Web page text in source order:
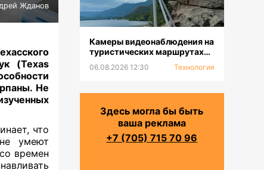
Жданов
(Texas
Не
что
умеют
времен
Камеры видеонаблюдения на
туристических маршрутах
«Бурабай»
06.08.2026 12:30 Технология
Здесь могла бы быть
ваша реклама
+7 (705) 715 70 96